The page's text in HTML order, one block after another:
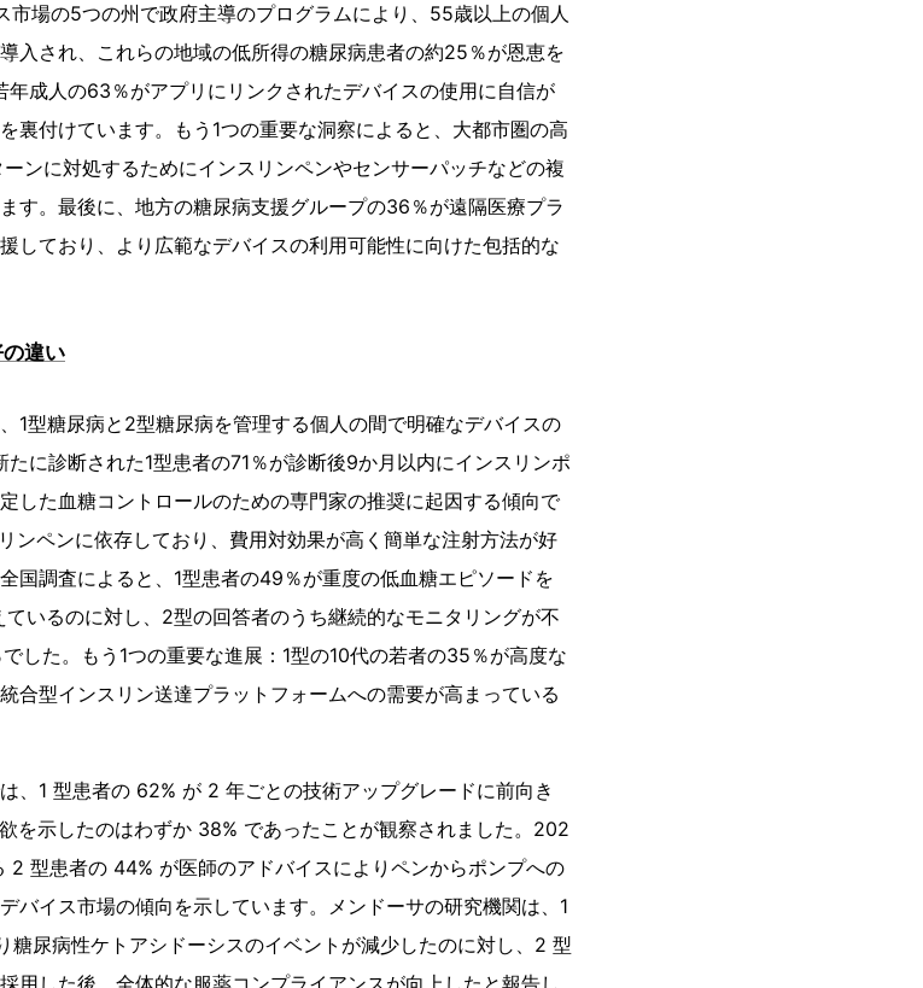
市場の5つの州で政府主導のプログラムにより、55歳以上の個人
入され、これらの地域の低所得の糖尿病患者の約25％が恩恵を
成人の63％がアプリにリンクされたデバイスの使用に自信が
裏付けています。もう1つの重要な洞察によると、大都市圏の高
ンに対処するためにインスリンペンやセンサーパッチなどの複
す。最後に、地方の糖尿病支援グループの36％が遠隔医療プラ
しており、より広範なデバイスの利用可能性に向けた包括的な
違い
1型糖尿病と2型糖尿病を管理する個人の間で明確なデバイスの
に診断された1型患者の71％が診断後9か月以内にインスリンポ
した血糖コントロールのための専門家の推奨に起因する傾向で
ンペンに依存しており、費用対効果が高く簡単な注射方法が好
国調査によると、1型患者の49％が重度の低血糖エピソードを
いるのに対し、2型の回答者のうち継続的なモニタリングが不
した。もう1つの重要な進展：1型の10代の若者の35％が高度な
合型インスリン送達プラットフォームへの需要が高まっている
、1 型患者の 62% が 2 年ごとの技術アップグレードに前向き
を示したのはわずか 38% であったことが観察されました。202
型患者の 44% が医師のアドバイスによりペンからポンプへの
バイス市場の傾向を示しています。メンドーサの研究機関は、1
尿病性ケトアシドーシスのイベントが減少したのに対し、2 型
用した後、全体的な服薬コンプライアンスが向上したと報告し